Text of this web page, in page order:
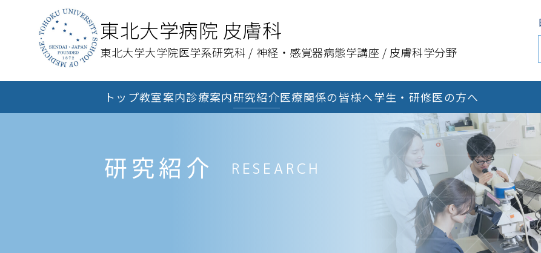
東北大学病院 皮膚科
東北大学大学院医学系研究科 / 神経・感覚器病態学講座 / 皮膚科学分野
トップ教室案内診療案内研究紹介医療関係の皆様へ学生・研修医の方へ
研究紹介 RESEARCH